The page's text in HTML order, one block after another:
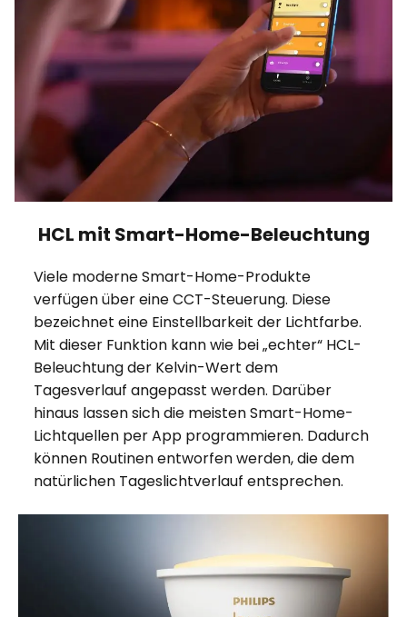
HCL mit Smart-Home-Beleuchtung
Viele moderne Smart-Home-Produkte
verfügen über eine CCT-Steuerung. Diese
bezeichnet eine Einstellbarkeit der Lichtfarbe.
Mit dieser Funktion kann wie bei „echter“ HCL-
Beleuchtung der Kelvin-Wert dem
Tagesverlauf angepasst werden. Darüber
hinaus lassen sich die meisten Smart-Home-
Lichtquellen per App programmieren. Dadurch
können Routinen entworfen werden, die dem
natürlichen Tageslichtverlauf entsprechen.